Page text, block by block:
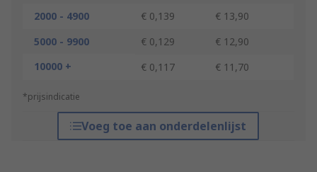
2000 - 4900
€ 0,139
€ 13,90
5000 - 9900
€ 0,129
€ 12,90
10000 +
€ 0,117 € 11,70
*prijsindicatie
Voeg toe aan onderdelenlijst